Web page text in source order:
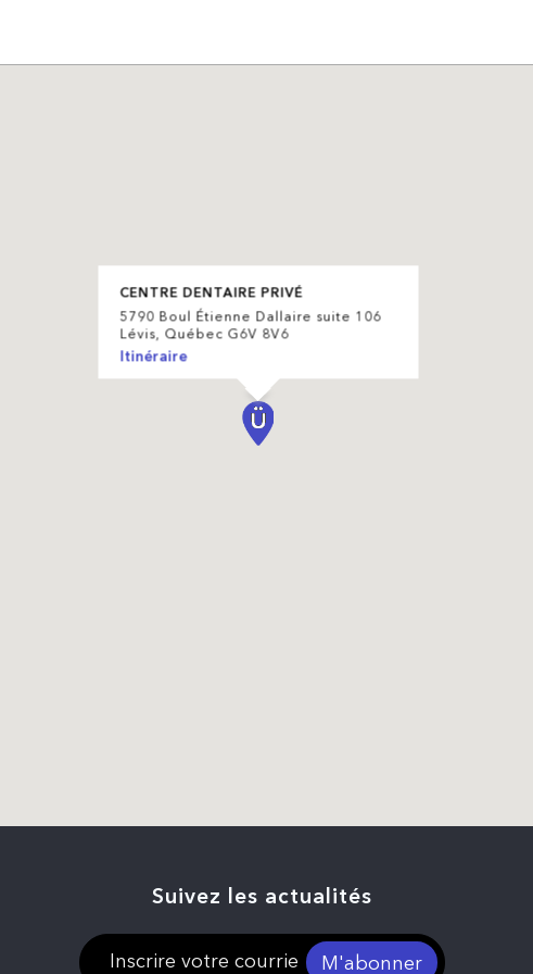
CENTRE DENTAIRE PRIVÉ
5790 Boul Étienne Dallaire suite 106
Lévis, Québec G6V 8V6
Itinéraire
Suivez les actualités
M'abonner